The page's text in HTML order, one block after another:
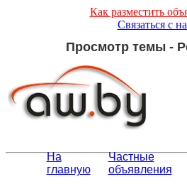
Как разместить
Связаться с
Просмотр темы -
На
главную
Частные
объявления